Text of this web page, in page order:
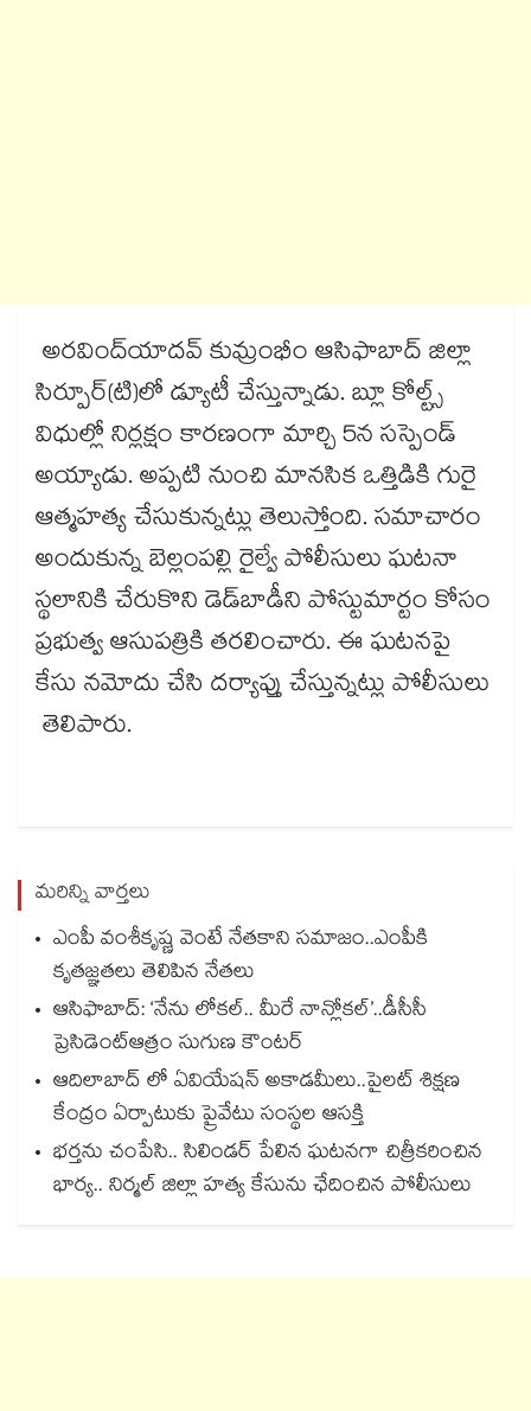
అరవింద్​యాదవ్ కుమ్రంభీం ఆసిఫాబాద్​ జిల్లా
సిర్పూర్(టి)లో డ్యూటీ చేస్తున్నాడు. బ్లూ కోల్ట్స్​
విధుల్లో నిర్లక్షం కారణంగా మార్చి 5న సస్పెండ్​
అయ్యాడు. అప్పటి నుంచి మానసిక ఒత్తిడికి గురై
ఆత్మహత్య చేసుకున్నట్లు తెలుస్తోంది. సమాచారం
అందుకున్న బెల్లంపల్లి రైల్వే పోలీసులు ఘటనా
స్థలానికి చేరుకొని డెడ్​బాడీని పోస్టుమార్టం కోసం
ప్రభుత్వ ఆసుపత్రికి తరలించారు. ఈ ఘటనపై
కేసు నమోదు చేసి దర్యాప్తు చేస్తున్నట్లు పోలీసులు
తెలిపారు.
మరిన్ని వార్తలు
ఎంపీ వంశీకృష్ణ వెంటే నేతకాని సమాజం..ఎంపీకి
కృతజ్ఞతలు తెలిపిన నేతలు
ఆసిఫాబాద్: ‘నేను లోకల్.. మీరే నాన్లోకల్’..డీసీసీ
ప్రెసిడెంట్ఆత్రం సుగుణ కౌంటర్
ఆదిలాబాద్ లో ఏవియేషన్ అకాడమీలు..పైలట్ శిక్షణ
కేంద్రం ఏర్పాటుకు ప్రైవేటు సంస్థల ఆసక్తి
భర్తను చంపేసి.. సిలిండర్ పేలిన ఘటనగా చిత్రీకరించిన
భార్య.. నిర్మల్ జిల్లా హత్య కేసును ఛేదించిన పోలీసులు